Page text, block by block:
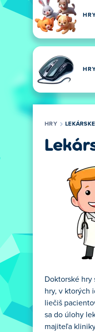
HRY
Doktorské hry
hry, v ktorých
liečiš
sa do úlohy
majiteľa